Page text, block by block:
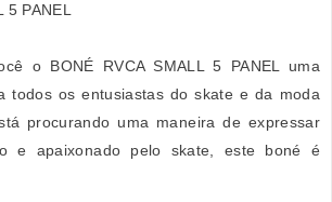
5 PANEL
o BONÉ RVCA SMALL 5 PANEL uma
todos os entusiastas do skate e da moda
procurando uma maneira de expressar
e apaixonado pelo skate, este boné é